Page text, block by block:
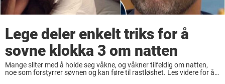
Lege deler enkelt triks for å
sovne klokka 3 om natten
Mange sliter med å holde seg våkne, og våkner tilfeldig om natten,
noe som forstyrrer søvnen og kan føre til rastløshet. Les videre for å